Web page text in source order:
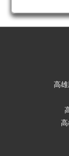
高